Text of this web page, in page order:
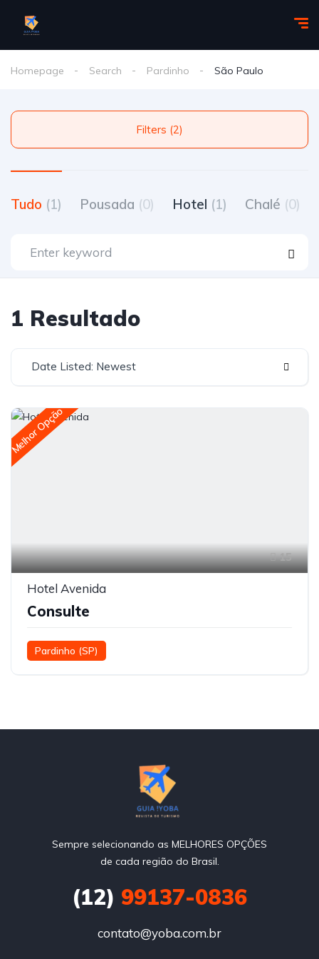
Homepage Search Pardinho São Paulo
Filters (2)
Tudo (1) Pousada (0) Hotel (1) Chalé (0)
1 Resultado
Date Listed: Newest
Melhor Opção
15
Hotel Avenida
Consulte
Pardinho (SP)
Sempre selecionando as MELHORES OPÇÕES
de cada região do Brasil.
(12) 99137-0836
contato@yoba.com.br